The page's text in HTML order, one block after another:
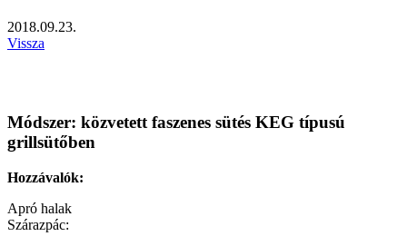
2018.09.23.
Vissza
Módszer: közvetett faszenes sütés KEG típusú
grillsütőben
Hozzávalók:
Apró halak
Szárazpác: